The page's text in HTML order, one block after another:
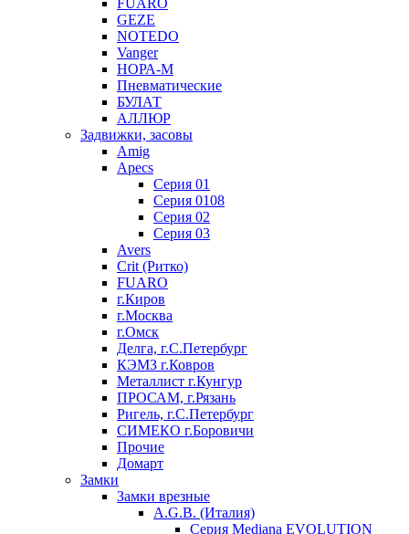
FUARO
GEZE
NOTEDO
Vanger
НОРА-М
Пневматические
БУЛАТ
АЛЛЮР
Задвижки, засовы
Amig
Apecs
Серия 01
Серия 0108
Серия 02
Серия 03
Avers
Crit (Ритко)
FUARO
г.Киров
г.Москва
г.Омск
Делга, г.С.Петербург
КЭМЗ г.Ковров
Металлист г.Кунгур
ПРОСАМ, г.Рязань
Ригель, г.С.Петербург
СИМЕКО г.Боровичи
Прочие
Домарт
Замки
Замки врезные
A.G.B. (Италия)
Серия Mediana EVOLUTION